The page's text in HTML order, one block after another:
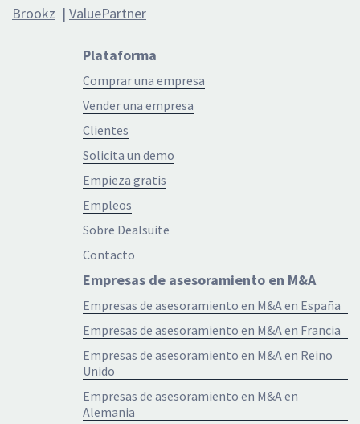
Brookz | ValuePartner
Plataforma
Comprar una empresa
Vender una empresa
Clientes
Solicita un demo
Empieza gratis
Empleos
Sobre Dealsuite
Contacto
Empresas de asesoramiento en M&A
Empresas de asesoramiento en M&A en España
Empresas de asesoramiento en M&A en Francia
Empresas de asesoramiento en M&A en Reino
Unido
Empresas de asesoramiento en M&A en
Alemania